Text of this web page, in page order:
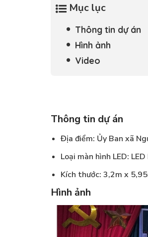
Mục lục
Thông tin dự án
Hình ảnh
Video
Thông tin dự án
Địa điểm: Ủy Ban xã
Loại màn hình LED:
Kích thước: 3,2m x
Hình ảnh